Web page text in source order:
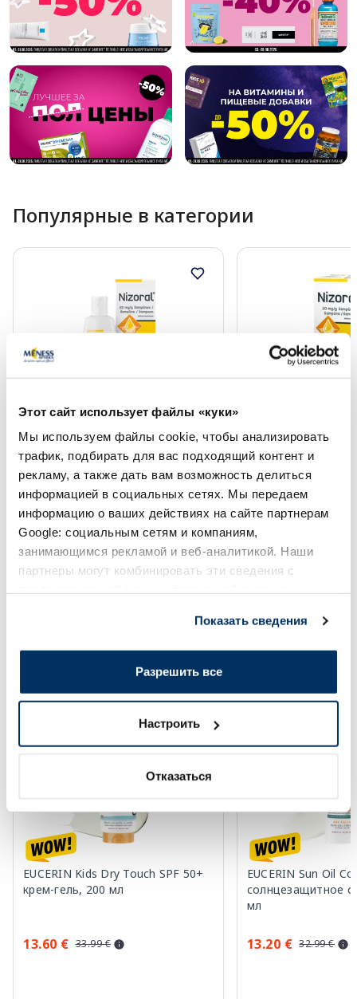
Этот сайт использует файлы «куки»
Мы используем файлы cookie, чтобы анализировать
трафик, подбирать для вас подходящий контент и
рекламу, а также дать вам возможность делиться
информацией в социальных сетях. Мы передаем
информацию о ваших действиях на сайте партнерам
Google: социальным сетям и компаниям,
занимающимся рекламой и веб-аналитикой. Наши
партнеры могут комбинировать эти сведения с
Показать сведения
Разрешить все
Настроить
Отказаться
Популярные в категории
Безрецептурные лекарства
NIZORAL 20 мг/мл кетоконазола
против перхоти шампунь, 60 мл
15.27 €
В корзину
NIZORAL 20 мг/мл
против перхоти
Цена
13.79 €
Page 1 of 5
Солнечная защита летом ☀️
Более...
EUCERIN Kids Dry Touch SPF 50+
крем-гель, 200 мл
13.60 € 33.99 €
EUCERIN Sun Oil
солнцезащитное
мл
13.20 € 32.99 €